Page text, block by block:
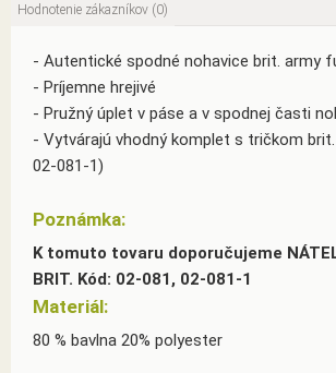
Hodnotenie zákazníkov (0)
- Autentické spodné nohavice brit. army
- Príjemne hrejivé
- Pružný úplet v páse a v spodnej časti
- Vytvárajú vhodný komplet s tričkom
02-081-1)
Poznámka:
K tomuto tovaru doporučujeme
BRIT. Kód: 02-081, 02-081-1
Materiál:
80 % bavlna 20% polyester